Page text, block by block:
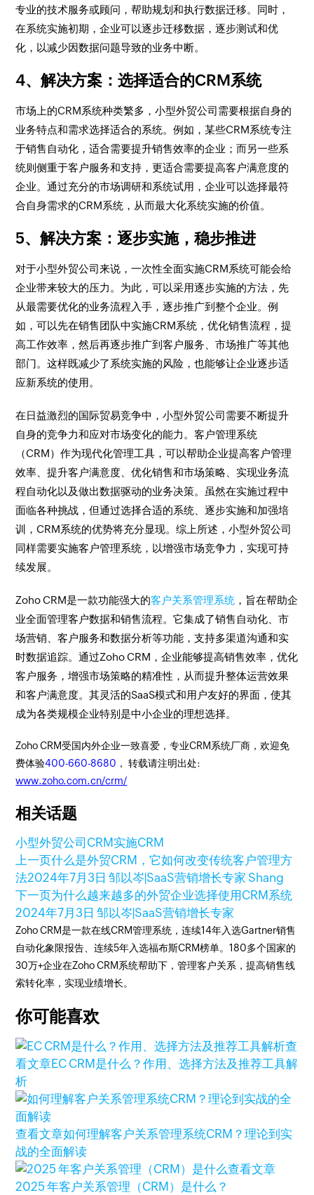
专业的技术服务或顾问，帮助规划和执行数据迁移。同时，
在系统实施初期，企业可以逐步迁移数据，逐步测试和优
化，以减少因数据问题导致的业务中断。
4、解决方案：选择适合的CRM系统
市场上的CRM系统种类繁多，小型外贸公司需要根据自身的
业务特点和需求选择适合的系统。例如，某些CRM系统专注
于销售自动化，适合需要提升销售效率的企业；而另一些系
统则侧重于客户服务和支持，更适合需要提高客户满意度的
企业。通过充分的市场调研和系统试用，企业可以选择最符
合自身需求的CRM系统，从而最大化系统实施的价值。
5、解决方案：逐步实施，稳步推进
对于小型外贸公司来说，一次性全面实施CRM系统可能会给
企业带来较大的压力。为此，可以采用逐步实施的方法，先
从最需要优化的业务流程入手，逐步推广到整个企业。例
如，可以先在销售团队中实施CRM系统，优化销售流程，提
高工作效率，然后再逐步推广到客户服务、市场推广等其他
部门。这样既减少了系统实施的风险，也能够让企业逐步适
应新系统的使用。
在日益激烈的国际贸易竞争中，小型外贸公司需要不断提升
自身的竞争力和应对市场变化的能力。客户管理系统
（CRM）作为现代化管理工具，可以帮助企业提高客户管理
效率、提升客户满意度、优化销售和市场策略、实现业务流
程自动化以及做出数据驱动的业务决策。虽然在实施过程中
面临各种挑战，但通过选择合适的系统、逐步实施和加强培
训，CRM系统的优势将充分显现。综上所述，小型外贸公司
同样需要实施客户管理系统，以增强市场竞争力，实现可持
续发展。
Zoho CRM是一款功能强大的客户关系管理系统 ，旨在帮助企
业全面管理客户数据和销售流程。它集成了销售自动化、市
场营销、客户服务和数据分析等功能，支持多渠道沟通和实
时数据追踪。通过Zoho CRM，企业能够提高销售效率，优化
客户服务，增强市场策略的精准性，从而提升整体运营效果
和客户满意度。其灵活的SaaS模式和用户友好的界面，使其
成为各类规模企业特别是中小企业的理想选择。
Zoho CRM受国内外企业一致喜爱，专业CRM系统厂商，欢迎免
费体验400-660-8680 ， 转载请注明出处:
www.zoho.com.cn/crm/
相关话题
小型外贸公司 CRM 实施CRM
上一页什么是外贸CRM，它如何改变传统客户管理方
法2024年7月3日 邹以岑|SaaS营销增长专家 Shang
下一页为什么越来越多的外贸企业选择使用CRM系统
2024年7月3日 邹以岑|SaaS营销增长专家
Zoho CRM是一款在线CRM管理系统，连续14年入选Gartner销售
自动化象限报告、连续5年入选福布斯CRM榜单。180多个国家的
30万+企业在Zoho CRM系统帮助下，管理客户关系，提高销售线
索转化率，实现业绩增长。
你可能喜欢
查
看文章EC CRM是什么？作用、选择方法及推荐工具解
析
查看文章如何理解客户关系管理系统CRM？理论到实
战的全面解读
查看文章
2025 年客户关系管理（CRM）是什么？